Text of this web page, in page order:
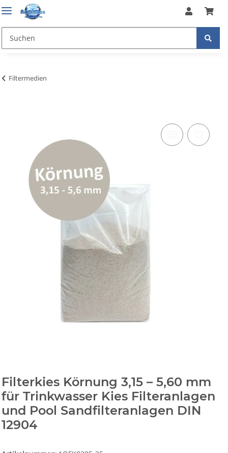
Filtermedien
Filterkies Körnung 3,15 – 5,60 mm
für Trinkwasser Kies Filteranlagen
und Pool Sandfilteranlagen DIN
12904